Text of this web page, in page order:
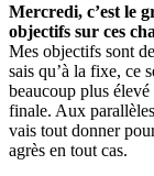
Mercredi, c’est le
objectifs sur ces
Mes objectifs sont
sais qu’à la fixe, ce
beaucoup plus
finale. Aux
vais tout donner
agrès en tout cas.